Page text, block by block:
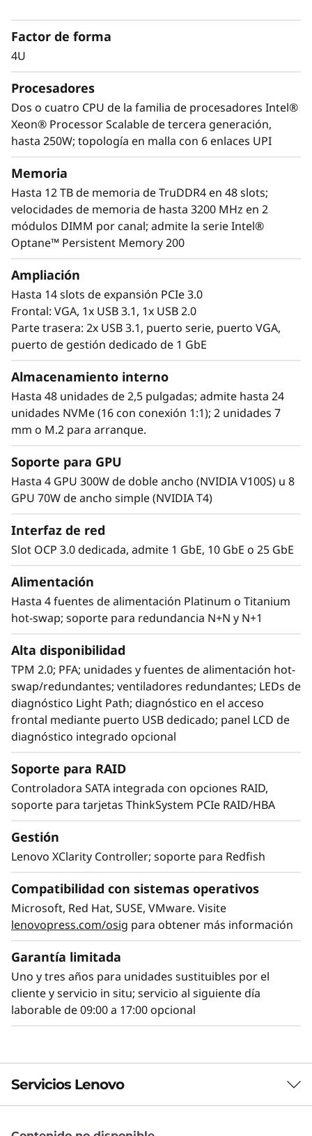
El Lenovo ThinkSystem SR860 V2 le ofrece la
capacidad de gestionar su entorno de datos
actual con la tranquilidad de disponer de una
escalabilidad perfecta para que su
organización pueda responder al crecimiento
exponencial de los datos.
Diseñado específicamente para proporcionar
rendimiento asequible yu n potencial de
crecimiento, el SR860 V2 gestiona ágilmente la
virtualización empresarial, la consolidación de
cargas de trabajo y las cargas de trabajo de
misión crítica, la computacion en memoria
como SAP HANA, las bases de datos y la
planificación de recursos empresariales
Diseño ágil
El SR860 V2 tiene capacidad para escalar de
Intel®Xeon ®Scalable de tercera generación
para ofrecer una sencilla ampliación de
procesadores, memoria y almacenamiento de
que vaya creciendo”, que se traduce en un
mayor rendimiento del sistema para gestionar
generación. Con la integración de XClarity, la
integración es simple y estandarizada, lo que
reduce el tiempo de aprovisionamiento en
manuales. ThinkShield protege su negocio con
cada producto, desde el desarrollo hasta su
eliminación.
Factor de forma
4U
Procesadores
Dos o cuatro CPU de la familia de procesadores Intel®
Xeon® Processor Scalable de tercera generación,
hasta 250W; topología en malla con 6 enlaces UPI
Memoria
Hasta 12 TB de memoria de TruDDR4 en 48 slots;
velocidades de memoria de hasta 3200 MHz en 2
módulos DIMM por canal; admite la serie Intel®
Optane™ Persistent Memory 200
Ampliación
Hasta 14 slots de expansión PCIe 3.0
Frontal: VGA, 1x USB 3.1, 1x USB 2.0
Parte trasera: 2x USB 3.1, puerto serie, puerto VGA,
puerto de gestión dedicado de 1 GbE
Almacenamiento interno
Hasta 48 unidades de 2,5 pulgadas; admite hasta 24
unidades NVMe (16 con conexión 1:1); 2 unidades 7
mm o M.2 para arranque.
Soporte para GPU
Hasta 4 GPU 300W de doble ancho (NVIDIA V100S) u 8
GPU 70W de ancho simple (NVIDIA T4)
Interfaz de red
Slot OCP 3.0 dedicada, admite 1 GbE, 10 GbE o 25 GbE
Alimentación
Hasta 4 fuentes de alimentación Platinum o Titanium
hot-swap; soporte para redundancia N+N y N+1
Alta disponibilidad
TPM 2.0; PFA; unidades y fuentes de alimentación hot-
swap/redundantes; ventiladores redundantes; LEDs de
diagnóstico Light Path; diagnóstico en el acceso
frontal mediante puerto USB dedicado; panel LCD de
diagnóstico integrado opcional
Soporte para RAID
Controladora SATA integrada con opciones RAID,
soporte para tarjetas ThinkSystem PCIe RAID/HBA
Gestión
Lenovo XClarity Controller; soporte para Redfish
Compatibilidad con sistemas operativos
Microsoft, Red Hat, SUSE, VMware. Visite
lenovopress.com/osig para obtener más información
Garantía limitada
Uno y tres años para unidades sustituibles por el
cliente y servicio in situ; servicio al siguiente día
laborable de 09:00 a 17:00 opcional
Servicios Lenovo